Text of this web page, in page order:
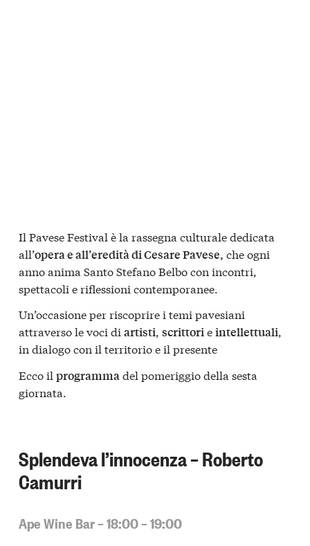
Il Pavese Festival è la rassegna culturale dedicata
all’opera e all’eredità di Cesare Pavese, che ogni
anno anima Santo Stefano Belbo con incontri,
spettacoli e riflessioni contemporanee.
Un’occasione per riscoprire i temi pavesiani
attraverso le voci di artisti, scrittorieintellettuali,
in dialogo con il territorio e il presente
Ecco il programmadel pomeriggio della sesta
giornata.
Splendeva l’innocenza – Roberto
Camurri
Ape Wine Bar – 18:00 – 19:00